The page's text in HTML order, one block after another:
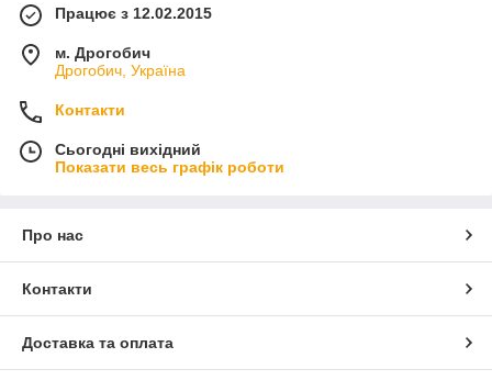
Працює з 12.02.2015
м. Дрогобич
Дрогобич, Україна
Контакти
Сьогодні вихідний
Показати весь графік роботи
Про нас
Контакти
Доставка та оплата